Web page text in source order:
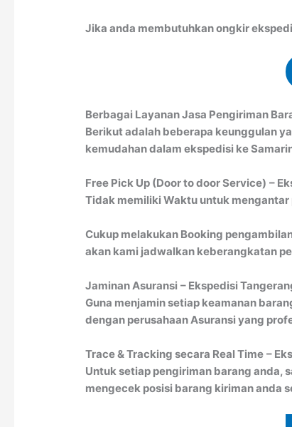
Jika anda membutuhkan ongkir
Berbagai Layanan Jasa Pengiriman
Berikut adalah beberapa keunggulan
kemudahan dalam ekspedisi ke
Free Pick Up (Door to door Service) –
Tidak memiliki Waktu untuk mengantar
Cukup melakukan Booking
akan kami jadwalkan keberangkatan
Jaminan Asuransi – Ekspedisi
Guna menjamin setiap keamanan
dengan perusahaan Asuransi yang
Trace & Tracking secara Real Time –
Untuk setiap pengiriman barang anda,
mengecek posisi barang kiriman anda